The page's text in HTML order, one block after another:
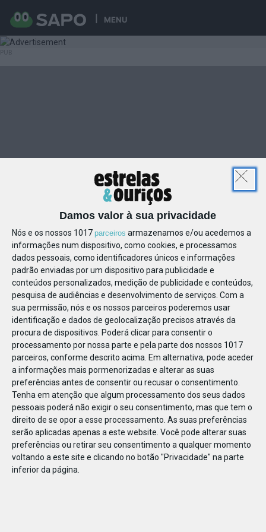
Damos valor à sua privacidade
Nós e os nossos 1017 parceiros armazenamos e/ou acedemos a
informações num dispositivo, como cookies, e processamos
dados pessoais, como identificadores únicos e informações
padrão enviadas por um dispositivo para publicidade e
conteúdos personalizados, medição de publicidade e conteúdos,
pesquisa de audiências e desenvolvimento de serviços. Com a
sua permissão, nós e os nossos parceiros poderemos usar
identificação e dados de geolocalização precisos através da
procura de dispositivos. Poderá clicar para consentir o
processamento por nossa parte e pela parte dos nossos 1017
parceiros, conforme descrito acima. Em alternativa, pode aceder
a informações mais pormenorizadas e alterar as suas
preferências antes de consentir ou recusar o consentimento.
Tenha em atenção que algum processamento dos seus dados
pessoais poderá não exigir o seu consentimento, mas que tem o
direito de se opor a esse processamento. As suas preferências
serão aplicadas apenas a este website. Você pode alterar suas
preferências ou retirar seu consentimento a qualquer momento
voltando a este site e clicando no botão "Privacidade" na parte
inferior da página.
MENU
49819416366696